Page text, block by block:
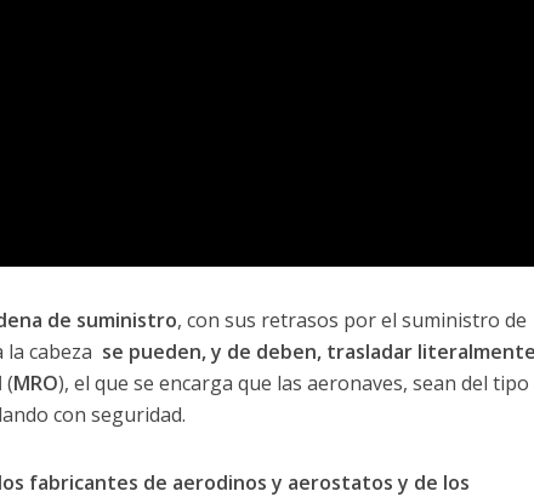
de suministro, con sus retrasos por el suministro de
la cabeza se pueden, y de deben, trasladar
(MRO), el que se encarga que las aeronaves, sean del tipo
con seguridad.
fabricantes de aerodinos y aerostatos y de los